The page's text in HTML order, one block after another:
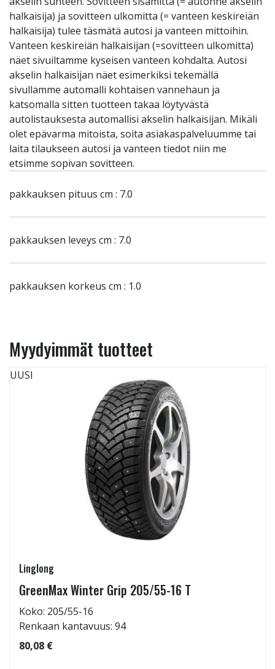
halkaisija) ja sovitteen ulkomitta (= vanteen keskireiän
halkaisija) tulee täsmätä autosi ja vanteen mittoihin.
Vanteen keskireiän halkaisijan (=sovitteen ulkomitta)
näet sivuiltamme kyseisen vanteen kohdalta. Autosi
akselin halkaisijan näet esimerkiksi tekemällä
sivullamme automalli kohtaisen vannehaun ja
katsomalla sitten tuotteen takaa löytyvästä
autolistauksesta automallisi akselin halkaisijan. Mikäli
olet epävarma mitoista, soita asiakaspalveluumme tai
laita tilaukseen autosi ja vanteen tiedot niin me
etsimme sopivan sovitteen.
pakkauksen pituus cm : 7.0
pakkauksen leveys cm : 7.0
pakkauksen korkeus cm : 1.0
Myydyimmät tuotteet
UUSI
Linglong
GreenMax Winter Grip 205/55-16 T
Koko: 205/55-16
Renkaan kantavuus: 94
80,08 €